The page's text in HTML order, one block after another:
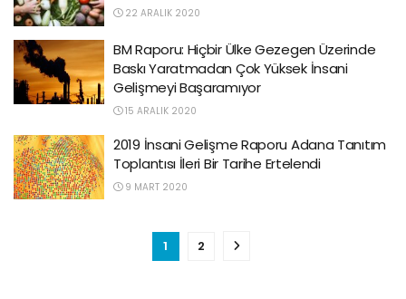
22 ARALIK 2020
BM Raporu: Hiçbir Ülke Gezegen Üzerinde
Baskı Yaratmadan Çok Yüksek İnsani
Gelişmeyi Başaramıyor
15 ARALIK 2020
2019 İnsani Gelişme Raporu Adana Tanıtım
Toplantısı İleri Bir Tarihe Ertelendi
9 MART 2020
1 2